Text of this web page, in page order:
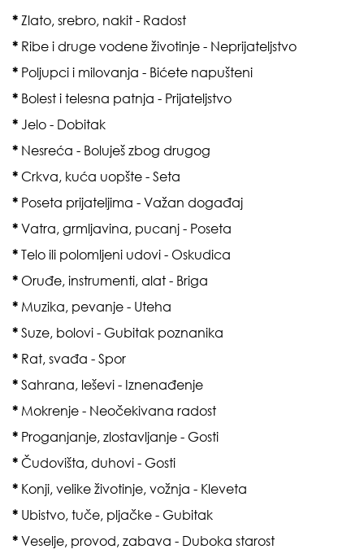
* Zlato, srebro, nakit - Radost
* Ribe i druge vodene životinje - Neprijateljstvo
* Poljupci i milovanja - Bićete napušteni
* Bolest i telesna patnja - Prijateljstvo
* Jelo - Dobitak
* Nesreća - Boluješ zbog drugog
* Crkva, kuća uopšte - Seta
* Poseta prijateljima - Važan događaj
* Vatra, grmljavina, pucanj - Poseta
* Telo ili polomljeni udovi - Oskudica
* Oruđe, instrumenti, alat - Briga
* Muzika, pevanje - Uteha
* Suze, bolovi - Gubitak poznanika
* Rat, svađa - Spor
* Sahrana, leševi - Iznenađenje
* Mokrenje - Neočekivana radost
* Proganjanje, zlostavljanje - Gosti
* Čudovišta, duhovi - Gosti
* Konji, velike životinje, vožnja - Kleveta
* Ubistvo, tuče, pljačke - Gubitak
* Veselje, provod, zabava - Duboka starost